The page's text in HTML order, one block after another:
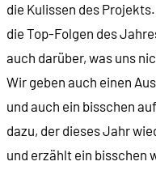
die Kulissen des
die Top-Folgen des
auch darüber, was uns
Wir geben auch einen
und auch ein bisschen
dazu, der dieses Jahr
und erzählt ein bisschen